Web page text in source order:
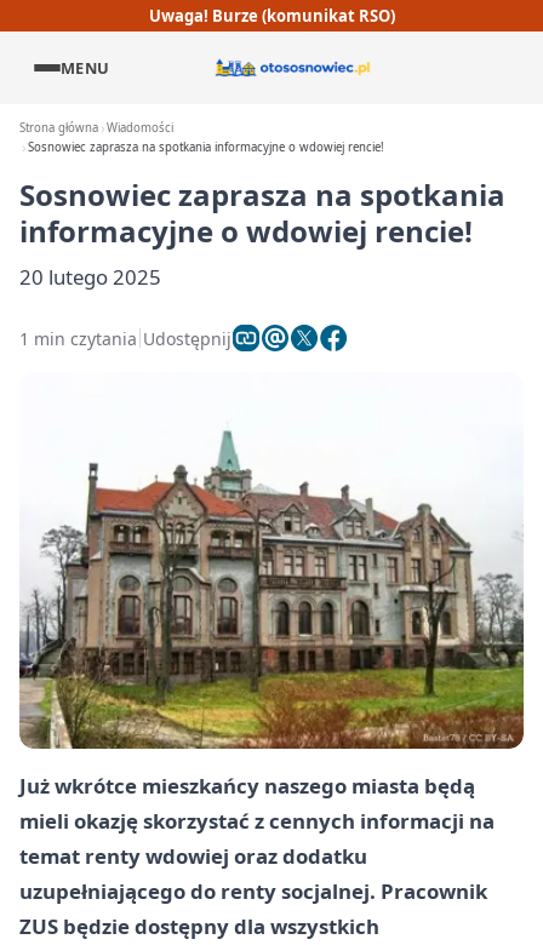
Uwaga! Burze (komunikat RSO)
MENU
Strona główna Wiadomości
Sosnowiec zaprasza na spotkania informacyjne o wdowiej rencie!
Sosnowiec zaprasza na spotkania
informacyjne o wdowiej rencie!
20 lutego 2025
1 min czytania Udostępnij
Już wkrótce mieszkańcy naszego miasta będą
mieli okazję skorzystać z cennych informacji na
temat renty wdowiej oraz dodatku
uzupełniającego do renty socjalnej. Pracownik
ZUS będzie dostępny dla wszystkich